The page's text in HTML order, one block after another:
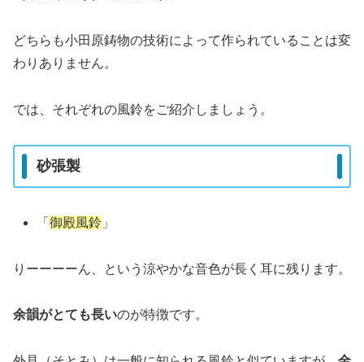
どちらも小田原鋳物の技術によって作られていることは変
わりありません。
では、それぞれの風鈴をご紹介しましょう。
砂張製
「御殿風鈴 」
りーーーーん、という涼やかな音色が長く耳に残ります。
余韻がとても長いのが特徴です。